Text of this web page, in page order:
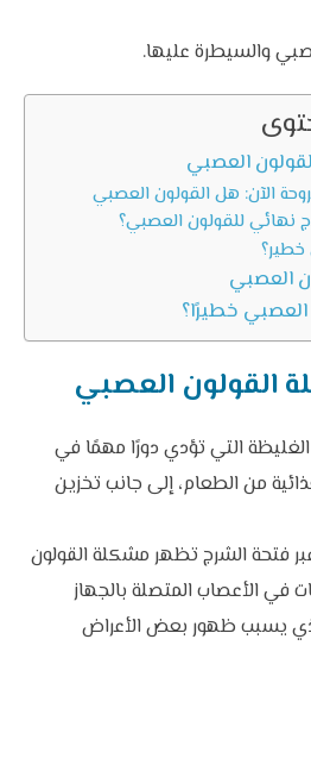
والسيطرة عليها.
العصبي
الآن: هل القولون العصبي
نهائي للقولون العصبي؟
العصبي
خطيرًا؟
القولون العصبي
الغليظة التي تؤدي دورًا مهمًا في
من الطعام، إلى جانب تخزين
فتحة الشرج تظهر مشكلة القولون
في الأعصاب المتصلة بالجهاز
يسبب ظهور بعض الأعراض